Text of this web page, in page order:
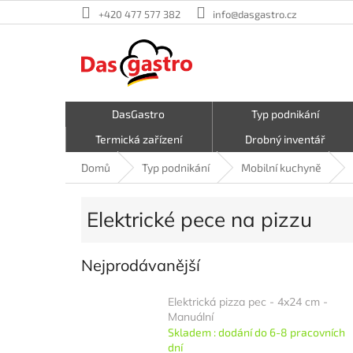
na
+420 477 577 382 info@dasgastro.cz
DasGastro Typ podnikání
Termická zařízení
Drobný inventář
Malé kuchyňské spotřebiče
Kavárna a zmrzlina
Domů Typ podnikání Mobilní kuchyně
Elektrické pece na pizzu
Nejprodávanější
Elektrická pizza pec - 4x24 cm -
Manuální
Skladem : dodání do 6-8 pracovních
dní